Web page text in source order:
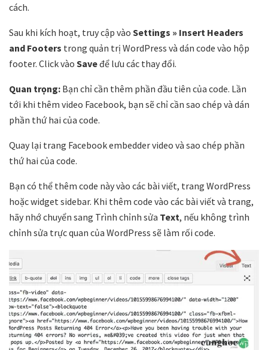
cách.
Sau khi kích hoạt, truy cập vào Settings » Insert Headers
and Footers trong quản trị WordPress và dán code vào hộp
footer. Click vào Saveđể lưu các thay đổi.
Quan trọng: Bạn chỉ cần thêm phần đầu tiên của code. Lần
tới khi thêm video Facebook, bạn sẽ chỉ cần sao chép và dán
phần thứ hai của code.
Quay lại trang Facebook embedder video và sao chép phần
thứ hai của code.
Bạn có thể thêm code này vào các bài viết, trang WordPress
hoặc widget sidebar. Khi thêm code vào các bài viết và trang,
hãy nhớ chuyển sang Trình chỉnh sửa Text, nếu không trình
chỉnh sửa trực quan của WordPress sẽ làm rối code.